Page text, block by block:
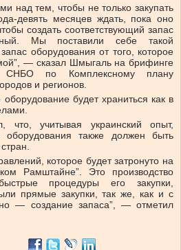
над тем, чтобы не только закупать
девять месяцев ждать, пока оно
создать соответствующий запас
Мы поставили себе такой
оборудования от того, которое
— сказал Шмыгаль на брифинге
СНБО по Комплексному плану
и регионов.
будет храниться как в
что, учитывая украинский опыт,
оборудования также должен быть
которое будет затронуто на
Рамштайне”. Это производство
процедуры его закупки,
прямые закупки, так же, как и с
— создание запаса”, — отметил